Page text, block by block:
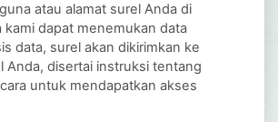
atau alamat surel Anda di
kami dapat menemukan data
data, surel akan dikirimkan ke
Anda, disertai instruksi tentang
untuk mendapatkan akses